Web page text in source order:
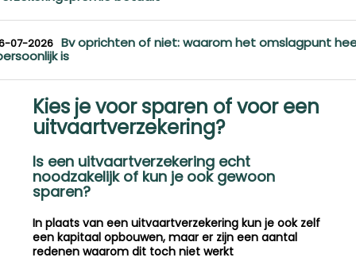
07-2026 Bv oprichten of niet: waarom het omslagpunt
is
Kies je voor sparen of voor een
uitvaartverzekering?
Is een uitvaartverzekering echt
noodzakelijk of kun je ook gewoon
sparen?
In plaats van een uitvaartverzekering kun je ook zelf
een kapitaal opbouwen, maar er zijn een aantal
redenen waarom dit toch niet werkt